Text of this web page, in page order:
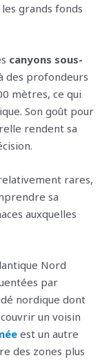
grands fonds
canyons sous-
des profondeurs
mètres, ce qui
Son goût pour
rendent sa
rares,
sa
auxquelles
Nord
par
nordique dont
un voisin
est un autre
des zones plus